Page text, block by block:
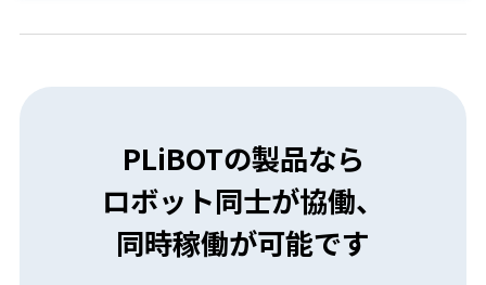
PLiBOTの製品なら
ロボット同士が協働、
同時稼働が可能です